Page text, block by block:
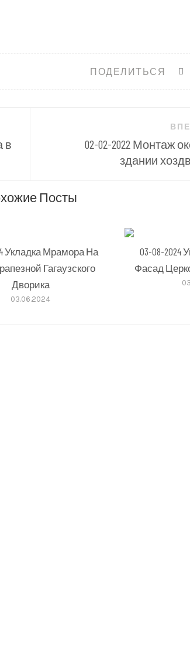
ПОДЕЛИТЬСЯ
в
02-02-2022 Монтаж
здании
Посты
Укладка Мрамора На
Гагаузского
Дворика
03.06.2024
03-08-2024
Фасад